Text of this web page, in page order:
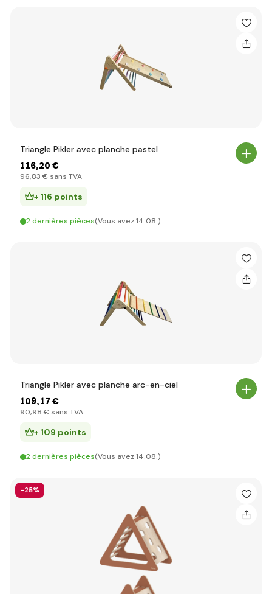
Triangle Pikler avec planche pastel
116,20 €
96,83 € sans TVA
+ 116 points
2 dernières pièces(Vous avez 14.08.)
Triangle Pikler avec planche arc-en-ciel
109,17 €
90,98 € sans TVA
+ 109 points
2 dernières pièces(Vous avez 14.08.)
-25%